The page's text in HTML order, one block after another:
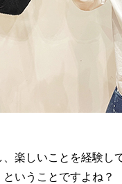
楽しいことを経験し
いうことですよね？